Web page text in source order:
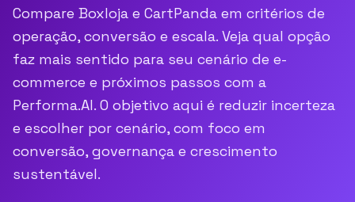
Compare Boxloja e CartPanda em critérios de
operação, conversão e escala. Veja qual opção
faz mais sentido para seu cenário de e-
commerce e próximos passos com a
Performa.AI. O objetivo aqui é reduzir incerteza
e escolher por cenário, com foco em
conversão, governança e crescimento
sustentável.